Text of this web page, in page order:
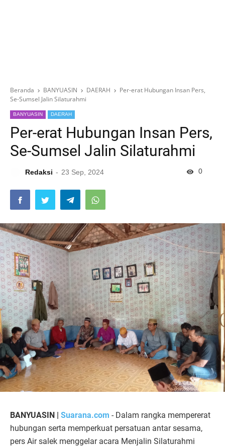
Beranda BANYUASIN DAERAH
Per-erat Hubungan Insan Pers,
Se-Sumsel Jalin Silaturahmi
BANYUASIN DAERAH
Per-erat Hubungan Insan Pers,
Se-Sumsel Jalin Silaturahmi
Redaksi 23 Sep, 2024 0
BANYUASIN | Suarana.com - Dalam rangka mempererat
hubungan serta memperkuat persatuan antar sesama,
pers Air salek menggelar acara Menjalin Silaturahmi